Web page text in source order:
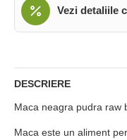
Vezi detaliile
DESCRIERE
Maca neagra pudra raw
Maca este un aliment